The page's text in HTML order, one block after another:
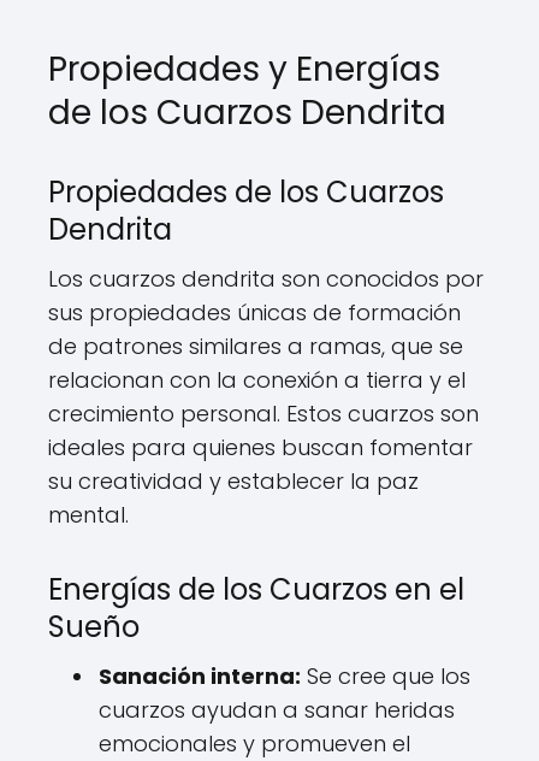
Propiedades y Energías
de los Cuarzos Dendrita
Propiedades de los Cuarzos
Dendrita
Los cuarzos dendrita son conocidos por
sus propiedades únicas de formación
de patrones similares a ramas, que se
relacionan con la conexión a tierra y el
crecimiento personal. Estos cuarzos son
ideales para quienes buscan fomentar
su creatividad y establecer la paz
mental.
Energías de los Cuarzos en el
Sueño
Sanación interna: Se cree que los
cuarzos ayudan a sanar heridas
emocionales y promueven el